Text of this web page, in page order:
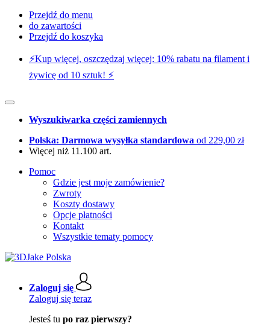
Przejdź do menu
do zawartości
Przejdź do koszyka
⚡️Kup więcej, oszczędzaj więcej: 10% rabatu na filament i
żywicę od 10 sztuk! ⚡️
Wyszukiwarka części zamiennych
Polska: Darmowa wysyłka standardowa od 229,00 zł
Więcej niż 11.100 art.
Pomoc
Gdzie jest moje zamówienie?
Zwroty
Koszty dostawy
Opcje płatności
Kontakt
Wszystkie tematy pomocy
Zaloguj się
Zaloguj się teraz
Jesteś tu po raz pierwszy?